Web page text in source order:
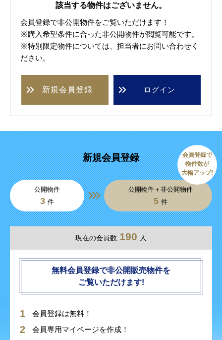
該当する物件はございません。
会員登録で非公開物件をご覧いただけます！
※購入希望条件に合った非公開物件が閲覧可能です。
※特別限定物件については、担当者にお問い合わせく
ださい。
新規会員登録 ログイン
新規会員登録
公開物件
3 件
公開物件＋非公開物件
5 件
会員登録で
物件数が
大幅アップ!
現在の会員数 190 人
無料会員登録で非公開販売物件を
ご覧いただけます!
会員登録は無料！
会員専用マイページを作成！